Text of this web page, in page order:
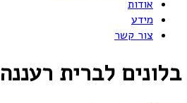
אודות
מידע
צור קשר
בלונים לברית רעננה